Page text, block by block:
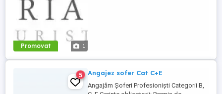
Promovat 1
5 Angajez sofer Cat C+E
Angajăm Șoferi Profesioniști Categorii B,